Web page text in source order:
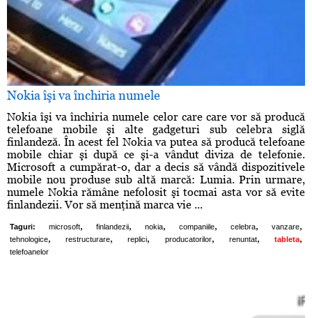
Nokia îşi va închiria numele
Nokia îşi va închiria numele celor care care vor să producă
telefoane mobile şi alte gadgeturi sub celebra siglă
finlandeză. În acest fel Nokia va putea să producă telefoane
mobile chiar şi după ce şi-a vândut diviza de telefonie.
Microsoft a cumpărat-o, dar a decis să vândă dispozitivele
mobile nou produse sub altă marcă: Lumia. Prin urmare,
numele Nokia rămâne nefolosit şi tocmai asta vor să evite
finlandezii. Vor să menţină marca vie ...
Taguri: microsoft, finlandezii, nokia, companiile, celebra, vanzare,
tehnologice, restructurare, replici, producatorilor, renuntat, tableta,
telefoanelor